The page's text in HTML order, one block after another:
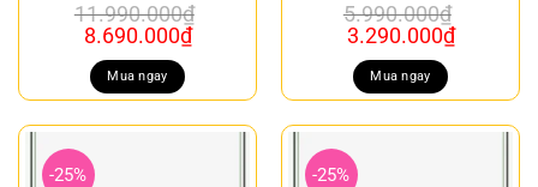
11.990.000₫
Giá
gốc
là:
11.990.000₫.
8.690.000₫Giá
là:
8.690.000₫.
Mua ngay
5.990.000₫
Giá
gốc
là:
5.990.000₫.
3.290.000₫Giá
là:
Mua ngay
-25% -25%